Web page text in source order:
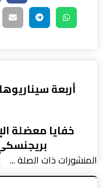
أربعة
خفايا معضلة
المنشورات ذات الصلة ...